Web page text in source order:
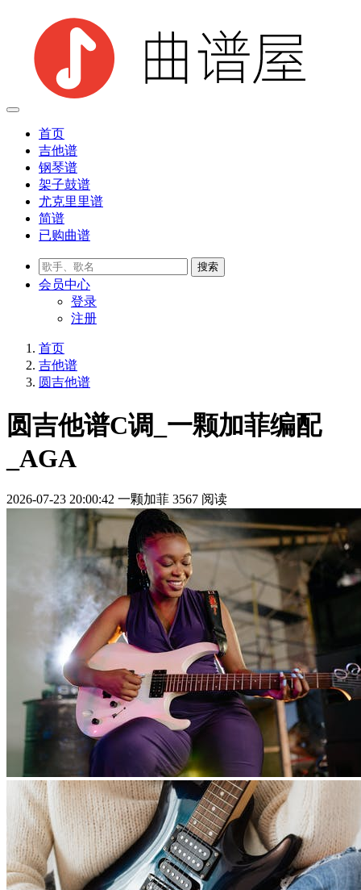
首页
吉他谱
钢琴谱
架子鼓谱
尤克里里谱
简谱
已购曲谱
会员中心
登录
注册
首页
吉他谱
圆吉他谱
圆吉他谱C调_一颗加菲编配
_AGA
2026-07-23 20:00:42 一颗加菲 3567 阅读